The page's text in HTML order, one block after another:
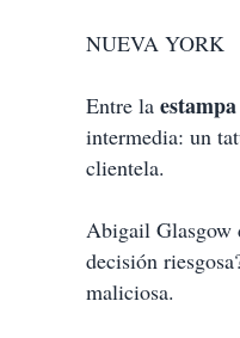
NUEVA YORK
Entre la
intermedia: un
clientela.
Abigail Glasgow
decisión
maliciosa.